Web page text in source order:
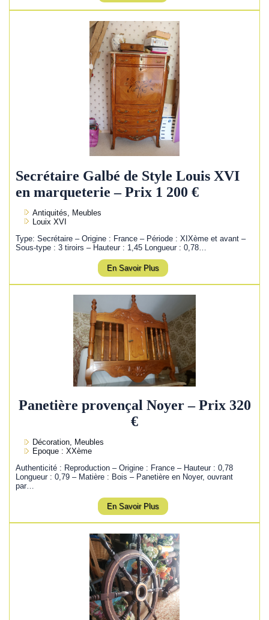
Secrétaire Galbé de Style Louis XVI
en marqueterie – Prix 1 200 €
Antiquités, Meubles
Louix XVI
Type: Secrétaire – Origine : France – Période : XIXème et avant –
Sous-type : 3 tiroirs – Hauteur : 1,45 Longueur : 0,78…
En Savoir Plus
Panetière provençal Noyer – Prix 320
€
Décoration, Meubles
Epoque : XXème
Authenticité : Reproduction – Origine : France – Hauteur : 0,78
Longueur : 0,79 – Matière : Bois – Panetière en Noyer, ouvrant
par…
En Savoir Plus